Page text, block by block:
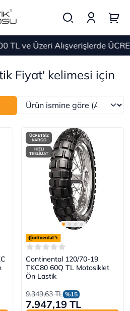
Üzeri Alışverişlerde ÜCRETSİZ
Fiyat' kelimesi için
ÜCRETSİZ
KARGO
HIZLI
TESLİMAT
Continental 120/70-19
TKC80 60Q TL Motosiklet
Ön Lastik
9.349,63 TL %15
7.947,19 TL